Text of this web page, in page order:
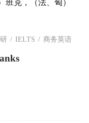
班克，（法、匈）
/ IELTS / 商务英语